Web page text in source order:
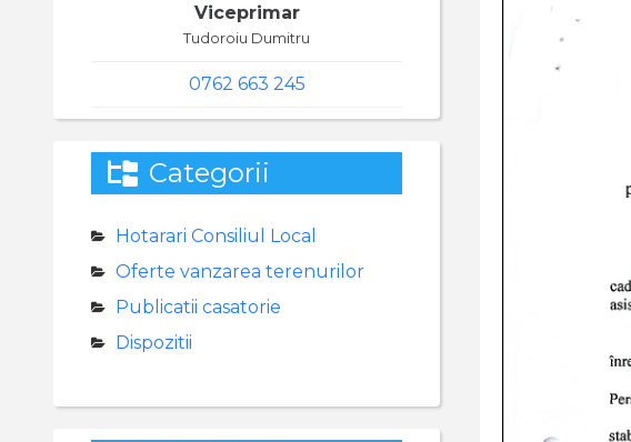
Viceprimar
Tudoroiu Dumitru
0762 663 245
Categorii
Hotarari Consiliul Local
Oferte vanzarea terenurilor
Publicatii casatorie
Dispozitii